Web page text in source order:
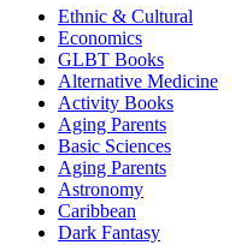
Ethnic & Cultural
Economics
GLBT Books
Alternative Medicine
Activity Books
Aging Parents
Basic Sciences
Aging Parents
Astronomy
Caribbean
Dark Fantasy